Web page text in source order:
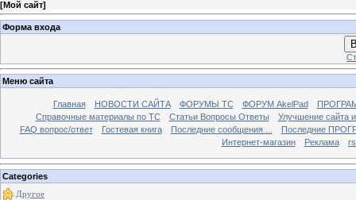
[Мой сайт]
Форма входа
Меню сайта
Главная НОВОСТИ САЙТА ФОРУМЫ TC ФОРУМ AkelPad
Справочные материалы по TС
Статьи Вопросы Ответы
Улучшение сайта
FAQ вопрос/ответ
Гостевая книга Последние сообщения ...
Последние
Интернет-магазин
Реклама
Categories
Другое